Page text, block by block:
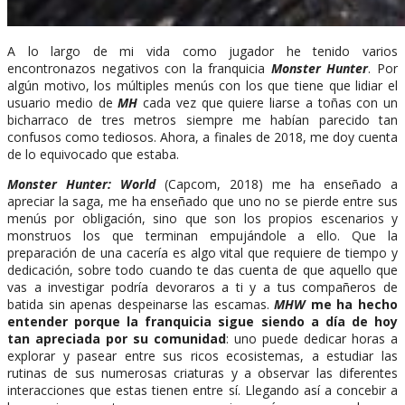
A lo largo de mi vida como jugador he tenido varios
encontronazos negativos con la franquicia Monster Hunter. Por
algún motivo, los múltiples menús con los que tiene que lidiar el
usuario medio deMH cada vez que quiere liarse a toñas con un
bicharraco de tres metros siempre me habían parecido tan
confusos como tediosos. Ahora, a finales de 2018, me doy cuenta
de lo equivocado que estaba.
Monster Hunter: World (Capcom, 2018) me ha enseñado a
apreciar la saga, me ha enseñado que uno no se pierde entre sus
menús por obligación, sino que son los propios escenarios y
monstruos los que terminan empujándole a ello. Que la
preparación de una cacería es algo vital que requiere de tiempo y
dedicación, sobre todo cuando te das cuenta de que aquello que
vas a investigar podría devoraros a ti y a tus compañeros de
batida sin apenas despeinarse las escamas.MHWme ha hecho
entender porque la franquicia sigue siendo a día de hoy
tan apreciada por su comunidad: uno puede dedicar horas a
explorar y pasear entre sus ricos ecosistemas, a estudiar las
rutinas de sus numerosas criaturas y a observar las diferentes
interacciones que estas tienen entre sí. Llegando así a concebir a